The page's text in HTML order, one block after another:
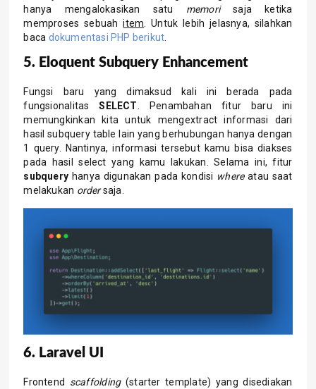
hanya mengalokasikan satu memorisaja ketika
memproses sebuahitem. Untuk lebih jelasnya, silahkan
baca dokumentasi PHP berikut.
5. Eloquent Subquery Enhancement
Fungsi baru yang dimaksud kali ini berada pada
fungsionalitasSELECT. Penambahan fitur baru ini
memungkinkan kita untuk mengextract informasi dari
hasil subquery table lain yang berhubungan hanya dengan
1 query. Nantinya, informasi tersebut kamu bisa diakses
pada hasil select yang kamu lakukan. Selama ini, fitur
subquery hanya digunakan pada kondisi whereatau saat
melakukan ordersaja.
6. Laravel UI
Frontend scaffolding(starter template) yang disediakan